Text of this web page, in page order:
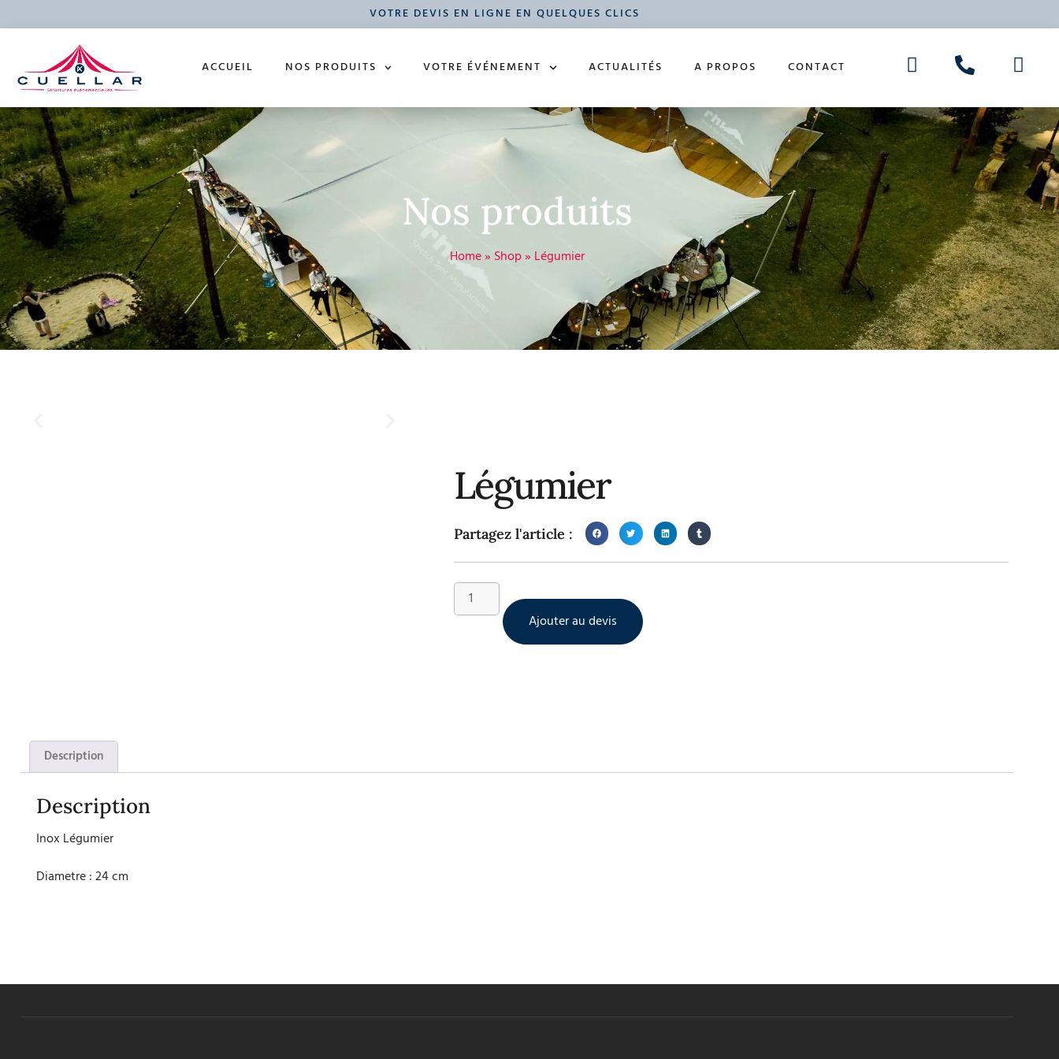
VOTRE DEVIS EN LIGNE EN QUELQUES CLICS
ACCUEIL NOS PRODUITS VOTRE ÉVÉNEMENT ACTUALITÉS A PROPOS CONTACT
Nos produits
Home» Shop» Légumier
Légumier
Partagez l'article :
Ajouter au devis
Description
Description
Inox Légumier
Diametre : 24 cm